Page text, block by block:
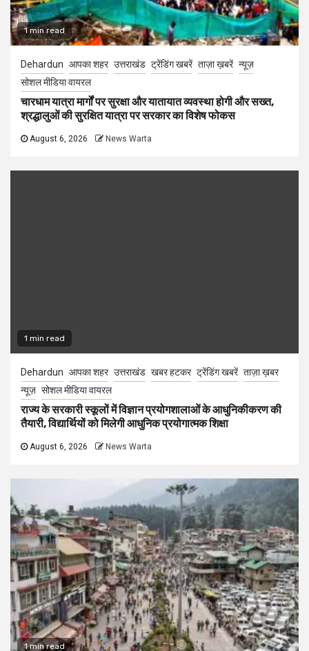
1 min read
Dehardun आपका शहर उत्तराखंड ट्रेंडिंग खबरें ताज़ा ख़बरें न्यूज़
सोशल मीडिया वायरल
चारधाम यात्रा मार्गों पर सुरक्षा और यातायात व्यवस्था होगी और सख्त,
श्रद्धालुओं की सुरक्षित यात्रा पर सरकार का विशेष फोकस
August 6, 2026 News Warta
1 min read
Dehardun आपका शहर उत्तराखंड खबर हटकर ट्रेंडिंग खबरें ताज़ा ख़बर
न्यूज़ सोशल मीडिया वायरल
राज्य के सरकारी स्कूलों में विज्ञान प्रयोगशालाओं के आधुनिकीकरण की
तैयारी, विद्यार्थियों को मिलेगी आधुनिक प्रयोगात्मक शिक्षा
August 6, 2026 News Warta
1 min read